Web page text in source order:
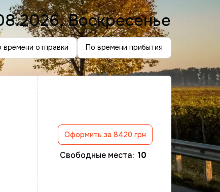
Воскресенье
времени отправки По времени прибытия
Оформить за 8420 грн
Свободные места: 10